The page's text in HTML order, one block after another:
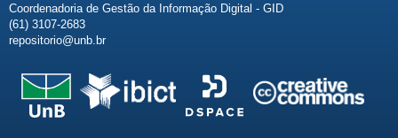
Coordenadoria de Gestão da Informação Digital - GID
(61) 3107-2683
repositorio@unb.br